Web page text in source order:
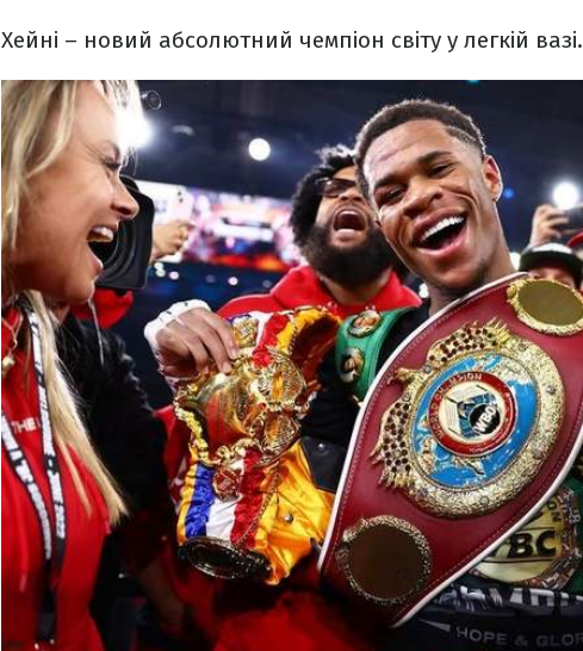
Хейні – новий абсолютний чемпіон світу у легкій вазі.